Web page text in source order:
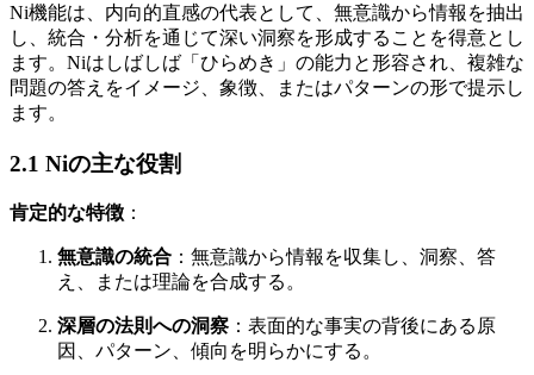
Ni機能は、内向的直感の代表として、無意識から情報を抽出
し、統合・分析を通じて深い洞察を形成することを得意とし
ます。Niはしばしば「ひらめき」の能力と形容され、複雑な
問題の答えをイメージ、象徴、またはパターンの形で提示し
ます。
2.1 Niの主な役割
肯定的な特徴 ：
無意識の統合 ：無意識から情報を収集し、洞察、答
え、または理論を合成する。
深層の法則への洞察 ：表面的な事実の背後にある原
因、パターン、傾向を明らかにする。